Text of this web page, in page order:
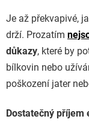
Je až překvapivé,
drží. Prozatím
důkazy, které by
bílkovin nebo
poškození jater
Dostatečný